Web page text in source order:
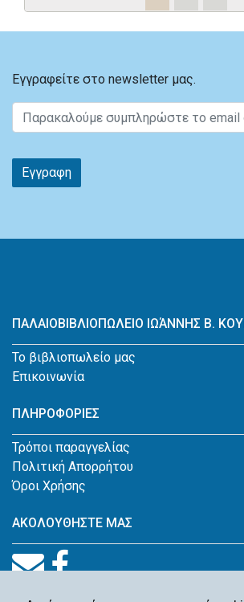
Εγγραφείτε στο newsletter μας.
Εγγραφη
ΠΑΛΑΙΟΒΙΒΛΙΟΠΩΛΕΙΟ ΙΩΆΝΝΗΣ Β.
Το βιβλιοπωλείο μας
Επικοινωνία
ΠΛΗΡΟΦΟΡΙΕΣ
Τρόποι παραγγελίας
Πολιτική Απορρήτου
Όροι Χρήσης
ΑΚΟΛΟΥΘΗΣΤΕ ΜΑΣ